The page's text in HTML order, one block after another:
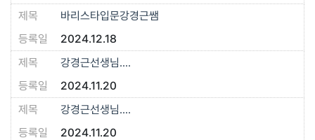
바리스타입문강경근쌤
2024.12.18
강경근선생님....
2024.11.20
강경근선생님....
2024.11.20